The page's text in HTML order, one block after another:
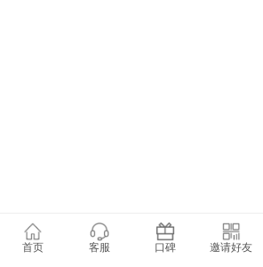
首页 客服 口碑 邀请好友